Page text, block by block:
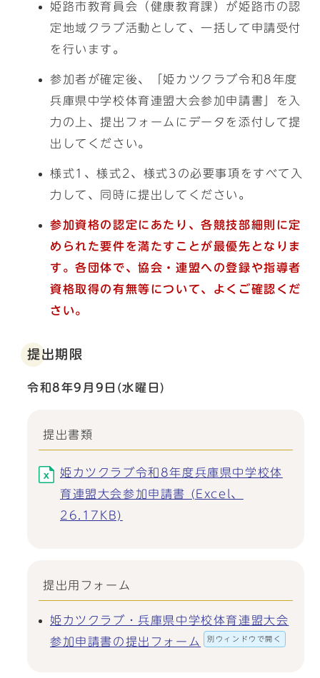
姫路市教育員会（健康教育課）が姫路市の認
定地域クラブ活動として、一括して申請受付
を行います。
参加者が確定後、「姫カツクラブ令和8年度
兵庫県中学校体育連盟大会参加申請書」を入
力の上、提出フォームにデータを添付して提
出してください。
様式1、様式2、様式3の必要事項をすべて入
力して、同時に提出してください。
参加資格の認定にあたり、各競技部細則に定
められた要件を満たすことが最優先となりま
す。各団体で、協会・連盟への登録や指導者
資格取得の有無等について、よくご確認くだ
さい。
提出期限
令和8年9月9日(水曜日)
提出書類
姫カツクラブ令和8年度兵庫県中学校体
育連盟大会参加申請書 (Excel、
26.17KB)
提出用フォーム
姫カツクラブ・兵庫県中学校体育連盟大会
参加申請書の提出フォーム
別ウィンドウで開く